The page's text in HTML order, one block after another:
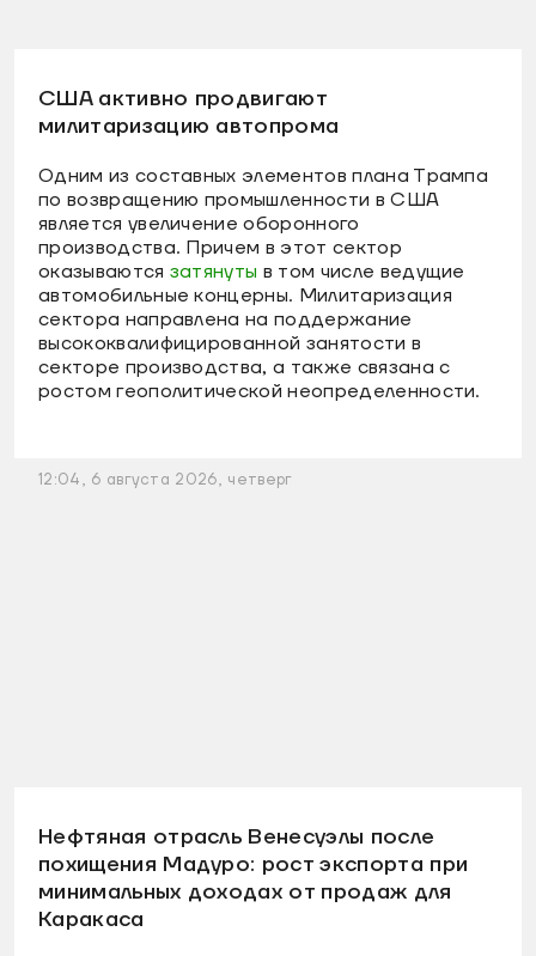
США активно продвигают
милитаризацию автопрома
Одним из составных элементов плана Трампа
по возвращению промышленности в США
является увеличение оборонного
производства. Причем в этот сектор
оказываются затянуты в том числе ведущие
автомобильные концерны. Милитаризация
сектора направлена на поддержание
высококвалифицированной занятости в
секторе производства, а также связана с
ростом геополитической неопределенности.
12:04, 6 августа 2026, четверг
Нефтяная отрасль Венесуэлы после
похищения Мадуро: рост экспорта при
минимальных доходах от продаж для
Каракаса